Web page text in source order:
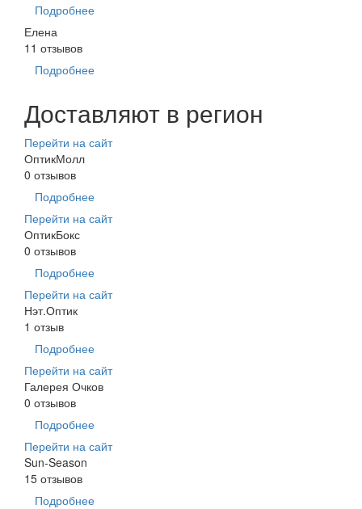
Подробнее
Елена
11 отзывов
Подробнее
Доставляют в регион
Перейти на сайт
ОптикМолл
0 отзывов
Подробнее
Перейти на сайт
ОптикБокс
0 отзывов
Подробнее
Перейти на сайт
Нэт.Оптик
1 отзыв
Подробнее
Перейти на сайт
Галерея Очков
0 отзывов
Подробнее
Перейти на сайт
Sun-Season
15 отзывов
Подробнее